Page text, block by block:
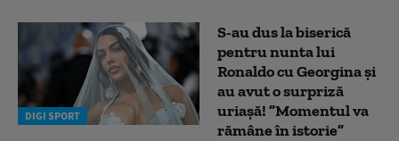
DIGI SPORT
S-au dus la biserică
pentru nunta lui
Ronaldo cu Georgina și
au avut o surpriză
uriașă! ”Momentul va
rămâne în istorie”